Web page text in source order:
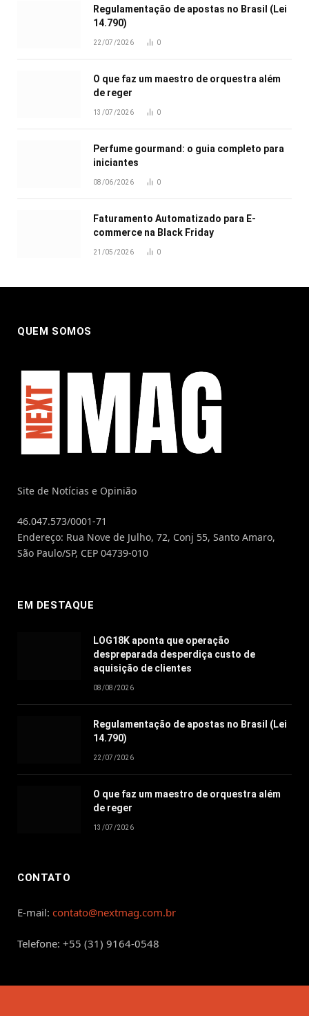
Regulamentação de apostas no Brasil (Lei
14.790)
22/07/2026 0
O que faz um maestro de orquestra além
de reger
13/07/2026 0
Perfume gourmand: o guia completo para
iniciantes
08/06/2026 0
Faturamento Automatizado para E-
commerce na Black Friday
21/05/2026 0
QUEM SOMOS
Site de Notícias e Opinião
46.047.573/0001-71
Endereço: Rua Nove de Julho, 72, Conj 55, Santo Amaro,
São Paulo/SP, CEP 04739-010
EM DESTAQUE
LOG18K aponta que operação
despreparada desperdiça custo de
aquisição de clientes
08/08/2026
Regulamentação de apostas no Brasil (Lei
14.790)
22/07/2026
O que faz um maestro de orquestra além
de reger
13/07/2026
CONTATO
E-mail: contato@nextmag.com.br
Telefone: +55 (31) 9164-0548